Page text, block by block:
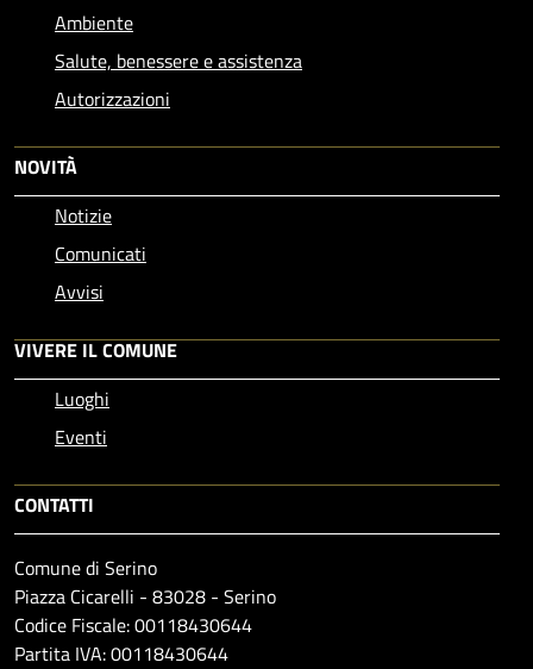
Ambiente
Salute, benessere e assistenza
Autorizzazioni
NOVITÀ
Notizie
Comunicati
Avvisi
VIVERE IL COMUNE
Luoghi
Eventi
CONTATTI
Comune di Serino
Piazza Cicarelli - 83028 - Serino
Codice Fiscale: 00118430644
Partita IVA: 00118430644